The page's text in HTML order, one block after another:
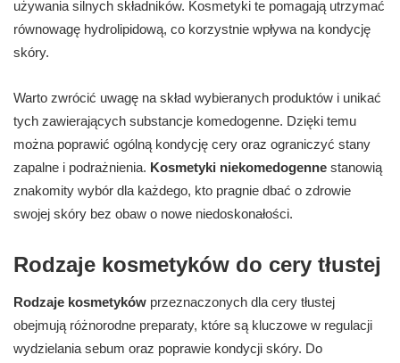
używania silnych składników. Kosmetyki te pomagają utrzymać
równowagę hydrolipidową, co korzystnie wpływa na kondycję
skóry.
Warto zwrócić uwagę na skład wybieranych produktów i unikać
tych zawierających substancje komedogenne. Dzięki temu
można poprawić ogólną kondycję cery oraz ograniczyć stany
zapalne i podrażnienia. Kosmetyki niekomedogenne stanowią
znakomity wybór dla każdego, kto pragnie dbać o zdrowie
swojej skóry bez obaw o nowe niedoskonałości.
Rodzaje kosmetyków do cery tłustej
Rodzaje kosmetyków przeznaczonych dla cery tłustej
obejmują różnorodne preparaty, które są kluczowe w regulacji
wydzielania sebum oraz poprawie kondycji skóry. Do